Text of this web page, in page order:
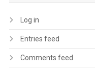
Log in
Entries feed
Comments feed